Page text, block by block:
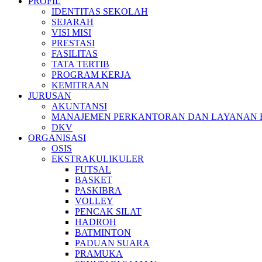
IDENTITAS SEKOLAH
SEJARAH
VISI MISI
PRESTASI
FASILITAS
TATA TERTIB
PROGRAM KERJA
KEMITRAAN
JURUSAN
AKUNTANSI
MANAJEMEN PERKANTORAN DAN LAYANAN
DKV
ORGANISASI
OSIS
EKSTRAKULIKULER
FUTSAL
BASKET
PASKIBRA
VOLLEY
PENCAK SILAT
HADROH
BATMINTON
PADUAN SUARA
PRAMUKA